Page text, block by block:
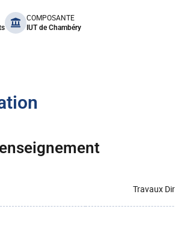
COMPOSANTE
IUT de Chambéry
Travaux